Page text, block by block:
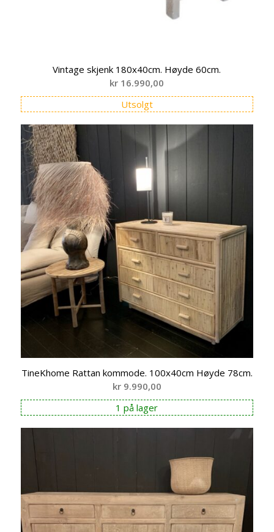
Vintage skjenk 180x40cm. Høyde 60cm.
kr 16.990,00
Utsolgt
TineKhome Rattan kommode. 100x40cm Høyde 78cm.
kr9.990,00
1 på lager